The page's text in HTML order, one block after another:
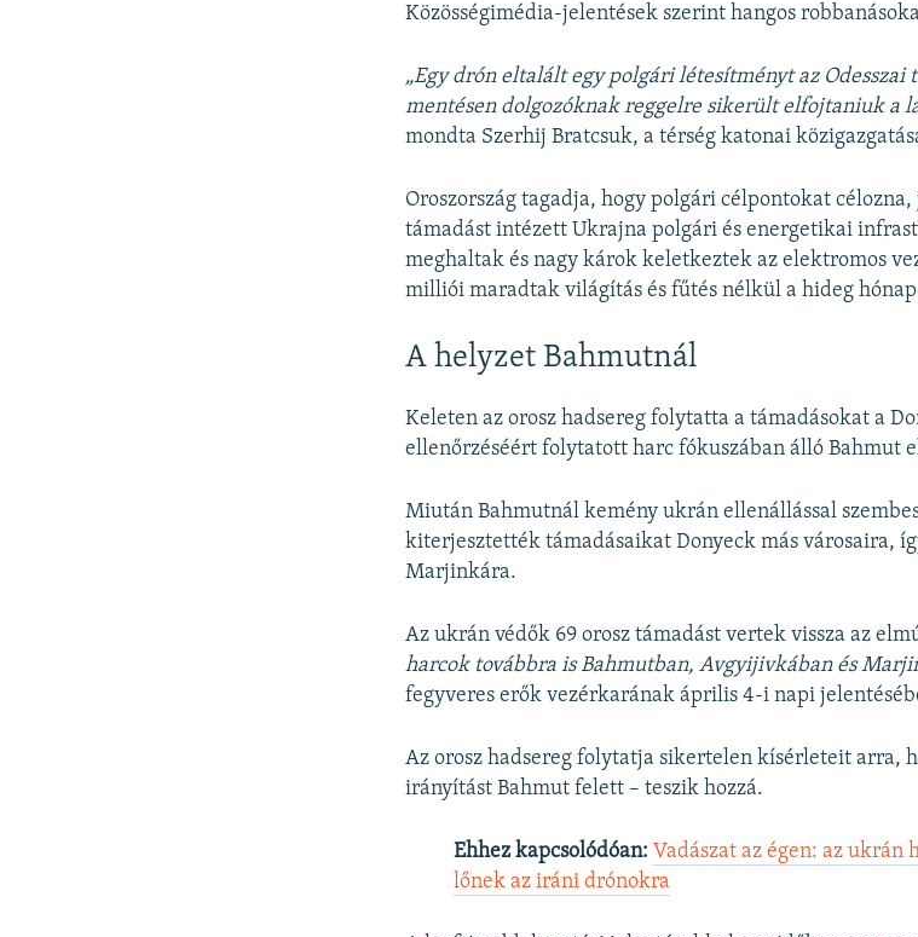
Közösségimédia-jelentések szerint hangos
„Egy drón eltalált egy polgári létesítményt az
mentésen dolgozóknak reggelre sikerült elfojtaniuk a
mondta Szerhij Bratcsuk, a térség katonai
Oroszország tagadja, hogy polgári célpontokat
támadást intézett Ukrajna polgári és energetikai
meghaltak és nagy károk keletkeztek az elektromos
milliói maradtak világítás és fűtés nélkül a hideg
A helyzet Bahmutnál
Keleten az orosz hadsereg folytatta a támadásokat a
ellenőrzéséért folytatott harc fókuszában álló Bahmut
Miután Bahmutnál kemény ukrán ellenállással
kiterjesztették támadásaikat Donyeck más városaira,
Marjinkára.
Az ukrán védők 69 orosz támadást vertek vissza az
harcok továbbra is Bahmutban, Avgyijivkában és
fegyveres erők vezérkarának április 4-i napi
Az orosz hadsereg folytatja sikertelen kísérleteit arra,
irányítást Bahmut felett – teszik hozzá.
Ehhez kapcsolódóan:Vadászat az égen: az
lőnek az iráni drónokra